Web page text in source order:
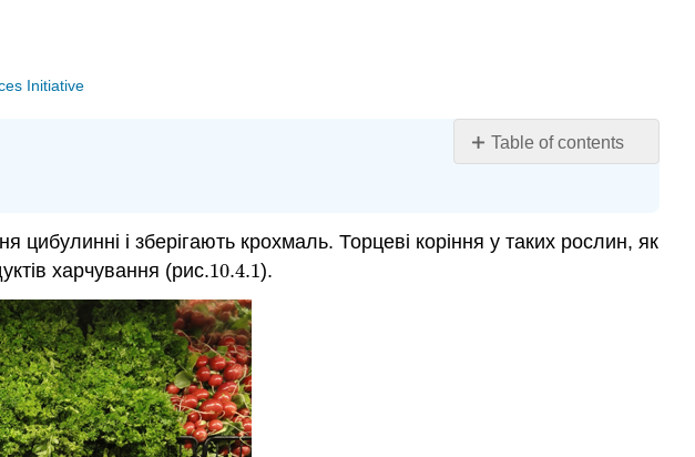
Initiative
Table of contents
цибулинні і зберігають крохмаль. Торцеві коріння у таких рослин, як
харчування (рис.10.4.1
10.4.1).